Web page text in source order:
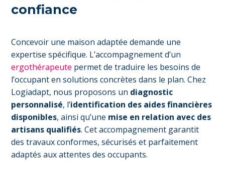
confiance
Concevoir une maison adaptée demande une
expertise spécifique. L’accompagnement d’un
ergothérapeute permet de traduire les besoins de
l’occupant en solutions concrètes dans le plan. Chez
Logiadapt, nous proposons un diagnostic
personnalisé, l’identification des aides financières
disponibles, ainsi qu’une mise en relation avec des
artisans qualifiés. Cet accompagnement garantit
des travaux conformes, sécurisés et parfaitement
adaptés aux attentes des occupants.